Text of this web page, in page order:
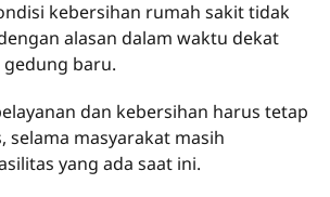
kebersihan rumah sakit tidak
alasan dalam waktu dekat
baru.
dan kebersihan harus tetap
selama masyarakat masih
yang ada saat ini.